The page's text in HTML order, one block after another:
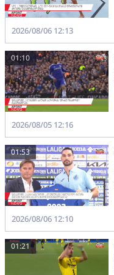
2026/08/06 12:13
01:10
2026/08/05 12:16
01:53
2026/08/06 12:10
01:21